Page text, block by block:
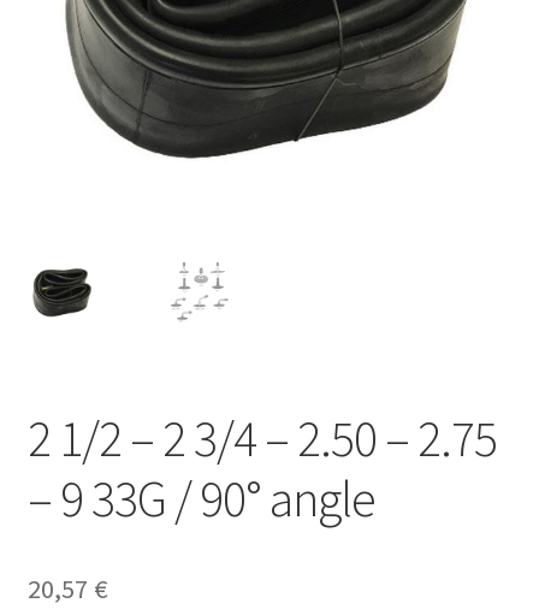
2 1/2 – 2 3/4 – 2.50 – 2.75
– 9 33G / 90° angle
20,57 €